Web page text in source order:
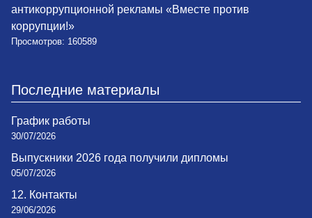
антикоррупционной рекламы «Вместе против
коррупции!»
Просмотров: 160589
Последние материалы
График работы
30/07/2026
Выпускники 2026 года получили дипломы
05/07/2026
12. Контакты
29/06/2026